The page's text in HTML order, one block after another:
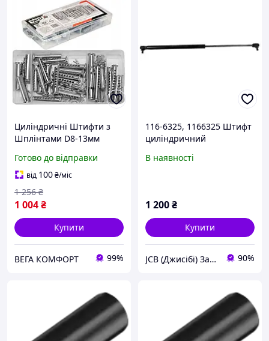
Циліндричні Штифти з
Шплінтами D8-13мм
YATO
Готово до відправки
від 100₴/міс
1 004₴
1 256 ₴
Купити
ВЕГА КОМФОРТ 99%
116-6325, 1166325 Штифт
циліндричний
CATERPILLAR
В наявності
1 200₴
Купити
JCB (Джисібі) Запчастини - Сервіс - Ремонт спецтехніки 90%